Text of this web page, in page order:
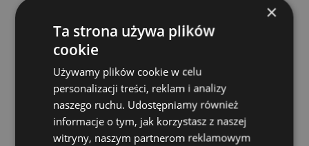
Skontaktuj się z nami
×
Ta strona używa plików
cookie
Używamy plików cookie w celu
personalizacji treści, reklam i analizy
naszego ruchu. Udostępniamy również
informacje o tym, jak korzystasz z naszej
witryny, naszym partnerom reklamowym